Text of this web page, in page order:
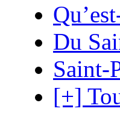
Du
Saint-
[+]